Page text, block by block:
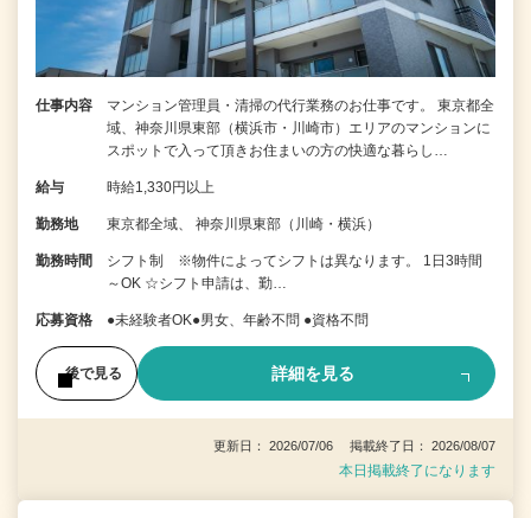
仕事内容
マンション管理員・清掃の代行業務のお仕事です。 東京都全
域、神奈川県東部（横浜市・川崎市）エリアのマンションに
スポットで入って頂きお住まいの方の快適な暮らし…
給与 時給1,330円以上
勤務地 東京都全域、 神奈川県東部（川崎・横浜）
勤務時間
シフト制 ※物件によってシフトは異なります。 1日3時間
～OK ☆シフト申請は、勤…
応募資格 ●未経験者OK●男女、年齢不問 ●資格不問
後で見る 詳細を見る
更新日： 2026/07/06 掲載終了日： 2026/08/07
本日掲載終了になります